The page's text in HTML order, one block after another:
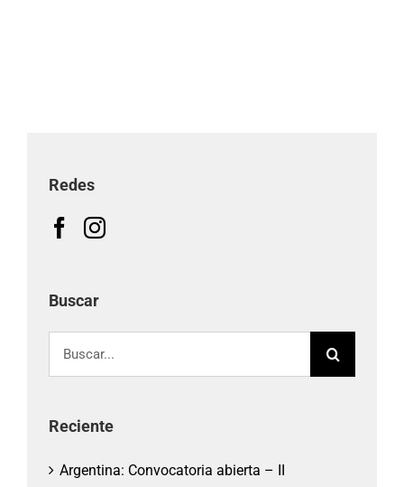
Redes
Buscar
Reciente
Argentina: Convocatoria abierta – II